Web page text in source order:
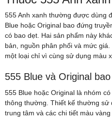
555 Anh xanh thường được dùng
Blue hoặc Original bao đứng
có bao dẹt. Hai sản phẩm này
bản, nguồn phân phối và mức
một loại chỉ vì cùng sử dụng màu
555 Blue và Original
555 Blue hoặc Original là nhóm
thông thường. Thiết kế thường sử
trung tâm và các chi tiết màu